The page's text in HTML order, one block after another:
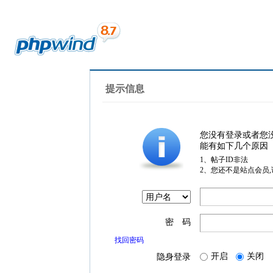
提示信息
您没有登录或者您
能有如下几个原因
1、帖子ID非法
2、您还不是站点会员
密 码
找回密码
隐身登录 开启 关闭